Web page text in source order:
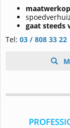
gaat steeds
Tel: 03 / 808 33 22